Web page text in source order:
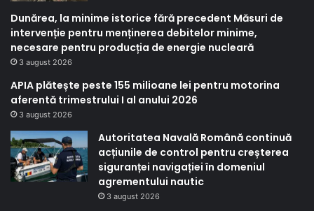
Dunărea, la minime istorice fără precedent Măsuri de
intervenție pentru menținerea debitelor minime,
necesare pentru producția de energie nucleară
3 august 2026
APIA plătește peste 155 milioane lei pentru motorina
aferentă trimestrului I al anului 2026
3 august 2026
Autoritatea Navală Română continuă
acțiunile de control pentru creșterea
siguranței navigației în domeniul
agrementului nautic
3 august 2026